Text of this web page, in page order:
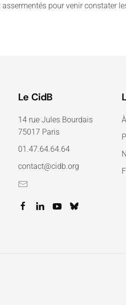
pour venir constater
Le CidB
14 rue Jules Bourdais
75017 Paris
01.47.64.64.64
contact@cidb.org